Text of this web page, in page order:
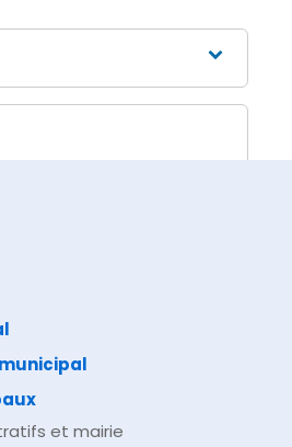
administrative
et mairie